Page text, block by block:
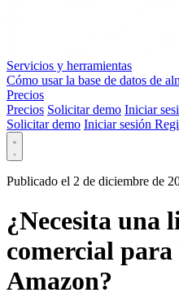
Servicios y herramientas
Cómo usar la base de datos de
Precios
Precios Solicitar demo Iniciar
Solicitar demo Iniciar sesión
Publicado el 2 de diciembre de
¿Necesita una
comercial para
Amazon?